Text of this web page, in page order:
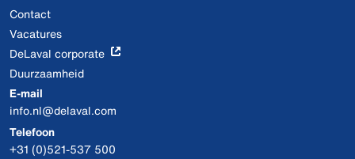
Contact
Vacatures
DeLaval corporate
Duurzaamheid
E-mail
info.nl@delaval.com
Telefoon
+31 (0)521-537 500